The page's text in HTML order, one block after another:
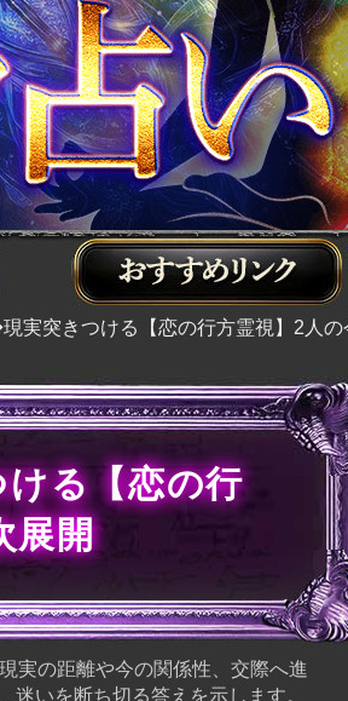
実突きつける【恋の行方霊視】2人の
る【恋の行
展開
実の距離や今の関係性、交際へ進
いを断ち切る答えを示します。